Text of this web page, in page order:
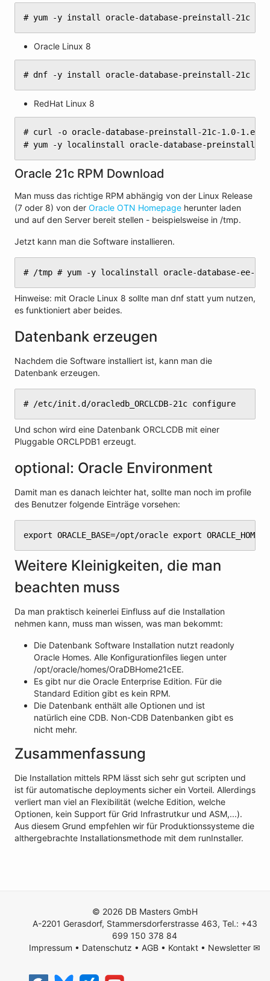
# yum -y install oracle-database-preinstall-21c
Oracle Linux 8
# dnf -y install oracle-database-preinstall-21c
RedHat Linux 8
# curl -o oracle-database-preinstall-21c-1.0-
# yum -y localinstall oracle-database-preinstall-
Oracle 21c RPM Download
Man muss das richtige RPM abhängig von der Linux Release
(7 oder 8) von der Oracle OTN Homepage herunter laden
und auf den Server bereit stellen - beispielsweise in /tmp.
Jetzt kann man die Software installieren.
# /tmp # yum -y localinstall oracle-database-ee-
Hinweise: mit Oracle Linux 8 sollte man dnf statt yum nutzen,
es funktioniert aber beides.
Datenbank erzeugen
Nachdem die Software installiert ist, kann man die
Datenbank erzeugen.
# /etc/init.d/oracledb_ORCLCDB-21c configure
Und schon wird eine Datenbank ORCLCDB mit einer
Pluggable ORCLPDB1 erzeugt.
optional: Oracle Environment
Damit man es danach leichter hat, sollte man noch im profile
des Benutzer folgende Einträge vorsehen:
export ORACLE_BASE=/opt/oracle export
Weitere Kleinigkeiten, die man
beachten muss
Da man praktisch keinerlei Einfluss auf die Installation
nehmen kann, muss man wissen, was man bekommt:
Die Datenbank Software Installation nutzt readonly
Oracle Homes. Alle Konfigurationfiles liegen unter
/opt/oracle/homes/OraDBHome21cEE.
Es gibt nur die Oracle Enterprise Edition. Für die
Standard Edition gibt es kein RPM.
Die Datenbank enthält alle Optionen und ist
natürlich eine CDB. Non-CDB Datenbanken gibt es
nicht mehr.
Zusammenfassung
Die Installation mittels RPM lässt sich sehr gut scripten und
ist für automatische deployments sicher ein Vorteil. Allerdings
verliert man viel an Flexibilität (welche Edition, welche
Optionen, kein Support für Grid Infrastrutkur und ASM,...).
Aus diesem Grund empfehlen wir für Produktionssysteme die
althergebrachte Installationsmethode mit dem runInstaller.
© 2026 DB Masters GmbH
A-2201 Gerasdorf, Stammersdorferstrasse 463, Tel.: +43
699 150 378 84
Impressum • Datenschutz • AGB • Kontakt • Newsletter ✉